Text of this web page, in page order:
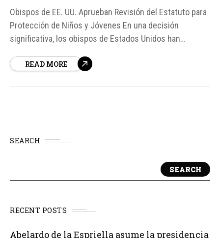
Obispos de EE. UU. Aprueban Revisión del Estatuto para
Protección de Niños y Jóvenes En una decisión
significativa, los obispos de Estados Unidos han
protección de niños y jóvenes, también conocido como
READ MORE
SEARCH
SEARCH
RECENT POSTS
Abelardo de la Espriella asume la presidencia